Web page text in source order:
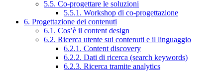
5.5. Co-progettare le soluzioni
5.5.1. Workshop di co-progettazione
6. Progettazione dei contenuti
6.1. Cos’è il content design
6.2. Ricerca utente sui contenuti e il linguaggio
6.2.1. Content discovery
6.2.2. Dati di ricerca (search keywords)
6.2.3. Ricerca tramite analytics